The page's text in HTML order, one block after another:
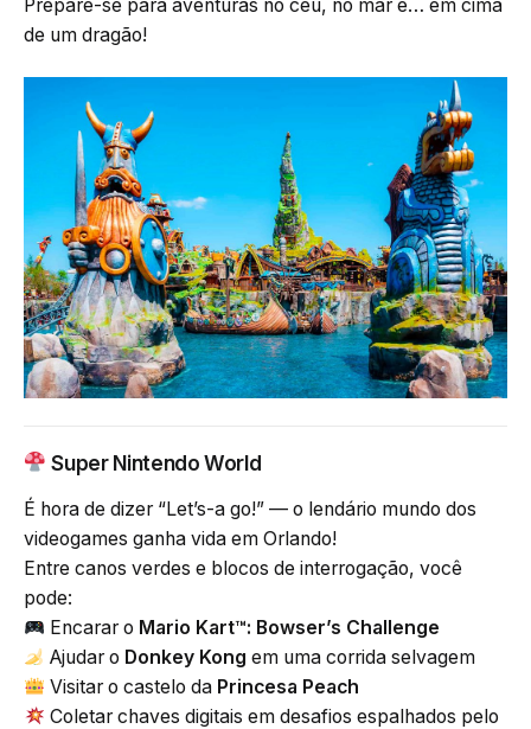
Prepare-se para aventuras no céu, no mar e… em cima
de um dragão!
Super Nintendo World
É hora de dizer “Let’s-a go!” — o lendário mundo dos
videogames ganha vida em Orlando!
Entre canos verdes e blocos de interrogação, você
pode:
Encarar o Mario Kart™: Bowser’s Challenge
Ajudar o Donkey Kong em uma corrida selvagem
Visitar o castelo da Princesa Peach
Coletar chaves digitais em desafios espalhados pelo